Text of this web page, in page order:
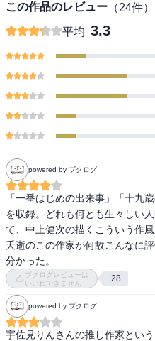
この作品のレビュー （24件）
平均 3.3
powered by ブクログ
「一番はじめの出来事」「十九
を収録。どれも何とも生々しい
て、中上健次の描くこういう作風
夭逝のこの作家が何故こんなに
分かった。
ブクログレビューは
いいねできません
28
powered by ブクログ
宇佐見りんさんの推し作家とい